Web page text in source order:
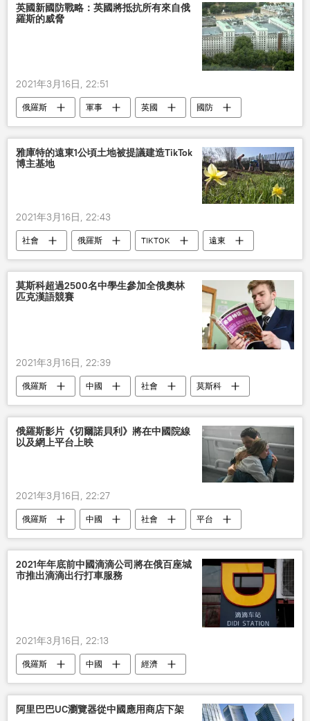
英國新國防戰略：英國將抵抗所有來自俄
羅斯的威脅
2021年3月16日, 22:51
俄羅斯 軍事 英國
國防
威脅
雅庫特的遠東1公頃土地被提議建造TikTok
博主基地
2021年3月16日, 22:43
社會 俄羅斯 TIKTOK 遠東
莫斯科超過2500名中學生參加全俄奧林
匹克漢語競賽
2021年3月16日, 22:39
俄羅斯 中國 社會
莫斯科
中學生
漢語
俄羅斯影片《切爾諾貝利》將在中國院線
以及網上平台上映
2021年3月16日, 22:27
俄羅斯 中國 社會 平台
2021年年底前中國滴滴公司將在俄百座城
市推出滴滴出行打車服務
2021年3月16日, 22:13
俄羅斯 中國
經濟
滴滴打車
城市
阿里巴巴UC瀏覽器從中國應用商店下架